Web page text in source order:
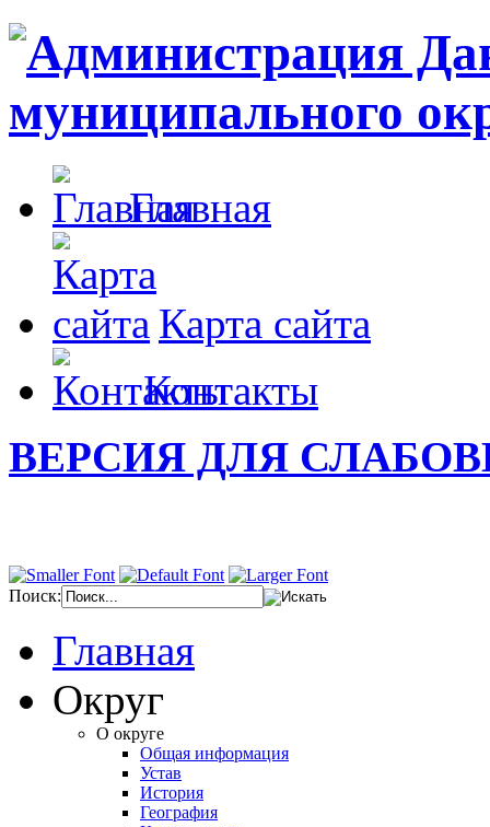
Главная
Карта сайта
Контакты
ВЕРСИЯ ДЛЯ
Поиск:
Главная
Округ
О округе
Общая информация
Устав
История
География